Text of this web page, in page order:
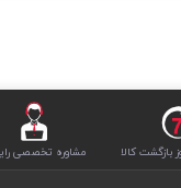
مشاوره تخصصی